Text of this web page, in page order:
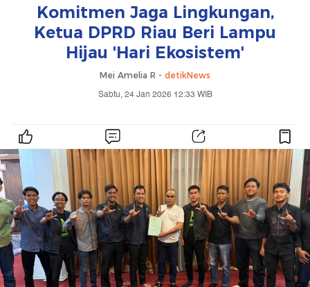
Komitmen Jaga Lingkungan,
Ketua DPRD Riau Beri Lampu
Hijau 'Hari Ekosistem'
Mei Amelia R - detikNews
Sabtu, 24 Jan 2026 12:33 WIB